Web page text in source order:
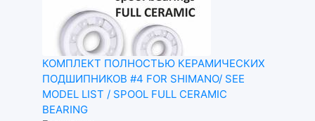
КОМПЛЕКТ ПОЛНОСТЬЮ КЕРАМИЧЕСКИХ
ПОДШИПНИКОВ #4 FOR SHIMANO/ SEE
MODEL LIST / SPOOL FULL CERAMIC
BEARING